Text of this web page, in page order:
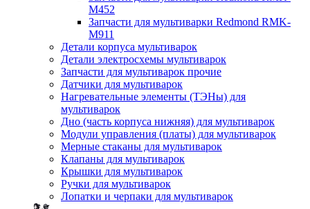
M452
Запчасти для мультиварки Redmond RMK-
M911
Детали корпуса мультиварок
Детали электросхемы мультиварок
Запчасти для мультиварок прочие
Датчики для мультиварок
Нагревательные элементы (ТЭНы) для
мультиварок
Дно (часть корпуса нижняя) для мультиварок
Модули управления (платы) для мультиварок
Мерные стаканы для мультиварок
Клапаны для мультиварок
Крышки для мультиварок
Ручки для мультиварок
Лопатки и черпаки для мультиварок